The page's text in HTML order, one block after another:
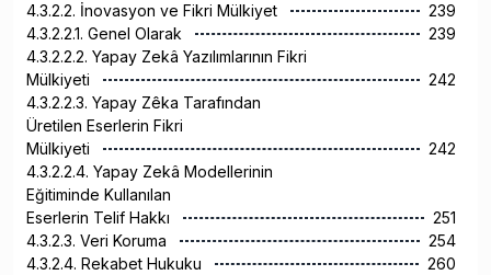
4.3.2.2. İnovasyon ve Fikri Mülkiyet
239
4.3.2.2.1. Genel Olarak
239
4.3.2.2.2. Yapay Zekâ Yazılımlarının Fikri
Mülkiyeti
242
4.3.2.2.3. Yapay Zêka Tarafından
Üretilen Eserlerin Fikri
Mülkiyeti
242
4.3.2.2.4. Yapay Zekâ Modellerinin
Eğitiminde Kullanılan
Eserlerin Telif Hakkı
251
4.3.2.3. Veri Koruma
254
4.3.2.4. Rekabet Hukuku
260